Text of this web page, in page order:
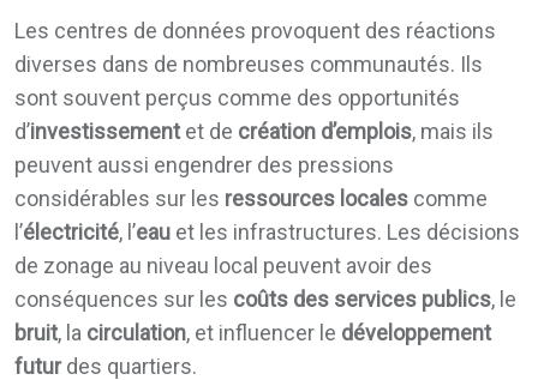
Les centres de données provoquent des réactions
diverses dans de nombreuses communautés. Ils
sont souvent perçus comme des opportunités
d’investissementet de création d’emplois, mais ils
peuvent aussi engendrer des pressions
considérables sur les ressources locales comme
l’électricité, l’eau et les infrastructures. Les décisions
de zonage au niveau local peuvent avoir des
conséquences sur les coûts des services publics, le
bruit, la circulation, et influencer le développement
futurdes quartiers.